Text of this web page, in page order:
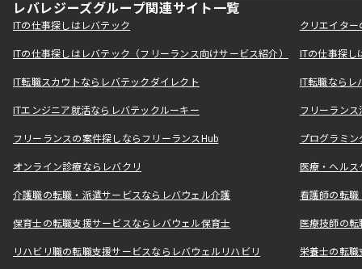
レバレジーズグループ関連サイト一覧
ITの仕事探しはレバテック クリエイタ
ITの仕事探しはレバテック（フリーランス向けサービス紹介） ITの仕事探
IT転職スカウトならレバテックダイレクト IT転職なら
ITエンジニア就活ならレバテックルーキー フリーラン
フリーランスの案件探しならフリーランスHub プログラミ
オンライン診療ならレバクリ 医療・ヘル
介護職の転職・派遣サービスならレバウェル介護 看護師の転
保育士の転職支援サービスならレバウェル保育士 医療技師の
リハビリ職の転職支援サービスならレバウェルリハビリ 栄養士の転